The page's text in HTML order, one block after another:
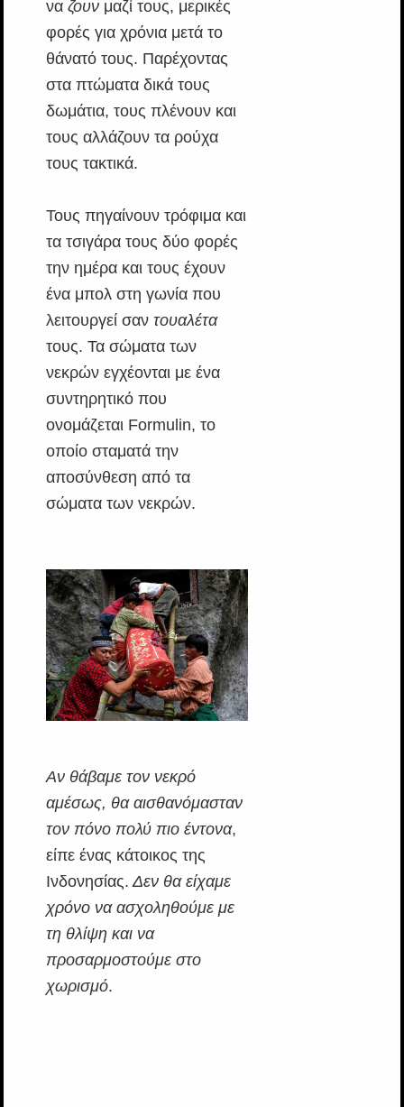
να ζουνμαζί τους, μερικές
φορές για χρόνια μετά το
θάνατό τους. Παρέχοντας
στα πτώματα δικά τους
δωμάτια, τους πλένουν και
τους αλλάζουν τα ρούχα
τους τακτικά.
Τους πηγαίνουν τρόφιμα και
τα τσιγάρα τους δύο φορές
την ημέρα και τους έχουν
ένα μπολ στη γωνία που
λειτουργεί σαν τουαλέτα
τους. Τα σώματα των
νεκρών εγχέονται με ένα
συντηρητικό που
ονομάζεται Formulin, το
οποίο σταματά την
αποσύνθεση από τα
σώματα των νεκρών.
Αν θάβαμε τον νεκρό
αμέσως, θα αισθανόμασταν
τον πόνο πολύ πιο έντονα,
είπε ένας κάτοικος της
Ινδονησίας. Δεν θα είχαμε
χρόνο να ασχοληθούμε με
τη θλίψη και να
προσαρμοστούμε στο
χωρισμό.